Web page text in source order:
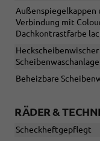
Außenspiegelkappen
Verbindung mit
Dachkontrastfarbe
Scheibenwaschanlage
Beheizbare
RÄDER &
Scheckheftgepflegt